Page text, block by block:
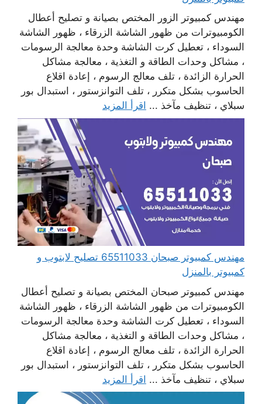
مهندس كمبيوتر الزور المختص بصيانة و تصليح أعطال
الكومبيوترات من ظهور الشاشة الزرقاء ، ظهور الشاشة
السوداء ، تعطيل كرت الشاشة وحدة معالجة الرسومات
، مشاكل وحدات الطاقة و التغذية ، معالجة مشاكل
الحرارة الزائدة ، تلف معالج الرسوم ، إعادة اقلاع
الحاسوب بشكل متكرر ، تلف التوانزستور ، استبدال بور
سبلاي ، تنظيف مآخذ ... اقرأ المزيد
مهندس كمبيوتر صبحان 65511033 تصليح لابتوب و
كمبيوتر بالمنزل
مهندس كمبيوتر صبحان المختص بصيانة و تصليح أعطال
الكومبيوترات من ظهور الشاشة الزرقاء ، ظهور الشاشة
السوداء ، تعطيل كرت الشاشة وحدة معالجة الرسومات
، مشاكل وحدات الطاقة و التغذية ، معالجة مشاكل
الحرارة الزائدة ، تلف معالج الرسوم ، إعادة اقلاع
الحاسوب بشكل متكرر ، تلف التوانزستور ، استبدال بور
سبلاي ، تنظيف مآخذ ... اقرأ المزيد